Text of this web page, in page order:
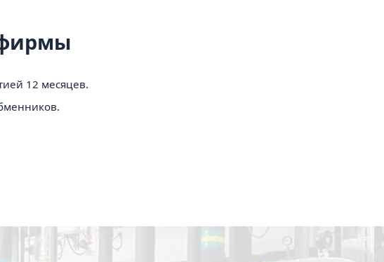
12 месяцев.